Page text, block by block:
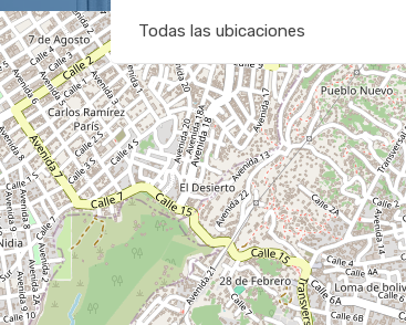
Todas las ubicaciones